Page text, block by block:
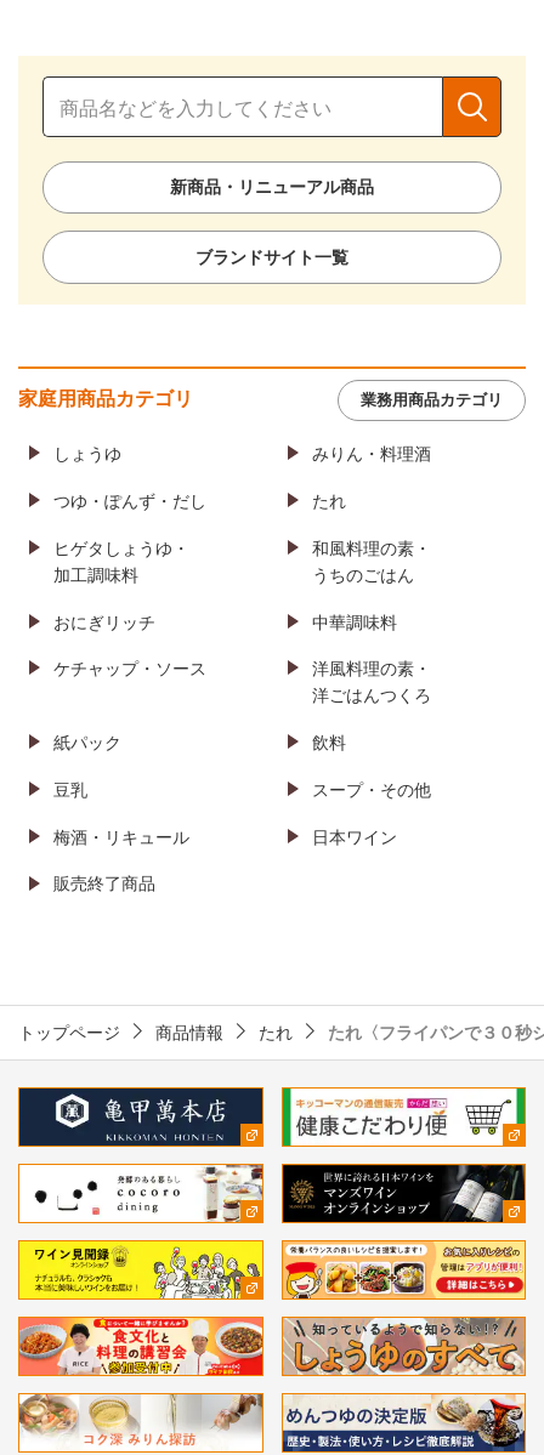
新商品・リニューアル商品
ブランドサイト一覧
家庭用商品カテゴリ 業務用商品カテゴリ
しょうゆ みりん・料理酒
つゆ・ぽんず・だし たれ
ヒゲタしょうゆ・
加工調味料
和風料理の素・
うちのごはん
おにぎリッチ 中華調味料
ケチャップ・ソース
洋風料理の素・
洋ごはんつくろ
紙パック 飲料
豆乳 スープ・その他
梅酒・リキュール 日本ワイン
販売終了商品
トップページ 商品情報 たれ たれ〈フライパンで３０秒